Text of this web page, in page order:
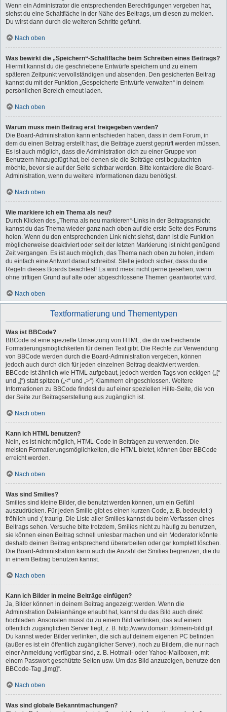
Wenn ein Administrator die entsprechenden Berechtigungen vergeben hat,
siehst du eine Schaltfläche in der Nähe des Beitrags, um diesen zu melden.
Du wirst dann durch die weiteren Schritte geführt.
Nach oben
Was bewirkt die „Speichern“-Schaltfläche beim Schreiben eines Beitrags?
Hiermit kannst du die geschriebene Entwürfe speichern und zu einem
späteren Zeitpunkt vervollständigen und absenden. Den gesicherten Beitrag
kannst du mit der Funktion „Gespeicherte Entwürfe verwalten“ in deinem
persönlichen Bereich erneut laden.
Nach oben
Warum muss mein Beitrag erst freigegeben werden?
Die Board-Administration kann entschieden haben, dass in dem Forum, in
dem du einen Beitrag erstellt hast, die Beiträge zuerst geprüft werden müssen.
Es ist auch möglich, dass die Administration dich zu einer Gruppe von
Benutzern hinzugefügt hat, bei denen sie die Beiträge erst begutachten
möchte, bevor sie auf der Seite sichtbar werden. Bitte kontaktiere die Board-
Administration, wenn du weitere Informationen dazu benötigst.
Nach oben
Wie markiere ich ein Thema als neu?
Durch Klicken des „Thema als neu markieren“-Links in der Beitragsansicht
kannst du das Thema wieder ganz nach oben auf die erste Seite des Forums
holen. Wenn du den entsprechenden Link nicht siehst, dann ist die Funktion
möglicherweise deaktiviert oder seit der letzten Markierung ist nicht genügend
Zeit vergangen. Es ist auch möglich, das Thema nach oben zu holen, indem
du einfach eine Antwort darauf schreibst. Stelle jedoch sicher, dass du die
Regeln dieses Boards beachtest! Es wird meist nicht gerne gesehen, wenn
ohne triftigen Grund auf alte oder abgeschlossene Themen geantwortet wird.
Nach oben
Textformatierung und Thementypen
Was ist BBCode?
BBCode ist eine spezielle Umsetzung von HTML, die dir weitreichende
Formatierungsmöglichkeiten für deinen Text gibt. Die Rechte zur Verwendung
von BBCode werden durch die Board-Administration vergeben, können
jedoch auch durch dich für jeden einzelnen Beitrag deaktiviert werden.
BBCode ist ähnlich wie HTML aufgebaut, jedoch werden Tags von eckigen („[“
und „]“) statt spitzen („<“ und „>“) Klammern eingeschlossen. Weitere
Informationen zu BBCode findest du auf einer speziellen Hilfe-Seite, die von
der Seite zur Beitragserstellung aus zugänglich ist.
Nach oben
Kann ich HTML benutzen?
Nein, es ist nicht möglich, HTML-Code in Beiträgen zu verwenden. Die
meisten Formatierungsmöglichkeiten, die HTML bietet, können über BBCode
erreicht werden.
Nach oben
Was sind Smilies?
Smilies sind kleine Bilder, die benutzt werden können, um ein Gefühl
auszudrücken. Für jeden Smilie gibt es einen kurzen Code, z. B. bedeutet :)
fröhlich und :( traurig. Die Liste aller Smilies kannst du beim Verfassen eines
Beitrags sehen. Versuche bitte trotzdem, Smilies nicht zu häufig zu benutzen,
sie können einen Beitrag schnell unlesbar machen und ein Moderator könnte
deshalb deinen Beitrag entsprechend überarbeiten oder gar komplett löschen.
Die Board-Administration kann auch die Anzahl der Smilies begrenzen, die du
in einem Beitrag benutzen kannst.
Nach oben
Kann ich Bilder in meine Beiträge einfügen?
Ja, Bilder können in deinem Beitrag angezeigt werden. Wenn die
Administration Dateianhänge erlaubt hat, kannst du das Bild auch direkt
hochladen. Ansonsten musst du zu einem Bild verlinken, das auf einem
öffentlich zugänglichen Server liegt, z. B. http://www.domain.tld/mein-bild.gif.
Du kannst weder Bilder verlinken, die sich auf deinem eigenen PC befinden
(außer es ist ein öffentlich zugänglicher Server), noch zu Bildern, die nur nach
einer Anmeldung verfügbar sind, z. B. Hotmail- oder Yahoo-Mailboxen, mit
einem Passwort geschützte Seiten usw. Um das Bild anzuzeigen, benutze den
BBCode-Tag „[img]“.
Nach oben
Was sind globale Bekanntmachungen?